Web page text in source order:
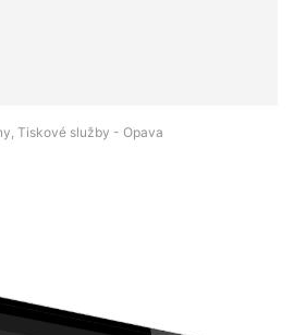
Tiskové služby - Opava